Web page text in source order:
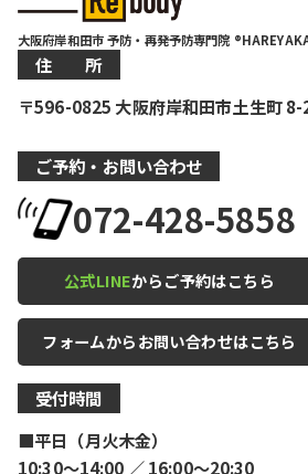
大阪府岸和田市 予防・再発予防専門院
住 所
〒596-0825 大阪府岸和田市土生町
ご予約・お問い合わせ
072-428-5858
公式LINEからご予約はこちら
フォームからお問い合わせはこちら
受付時間
■平日（月火木金）
10:30〜14:00 ／ 16:00〜20:30